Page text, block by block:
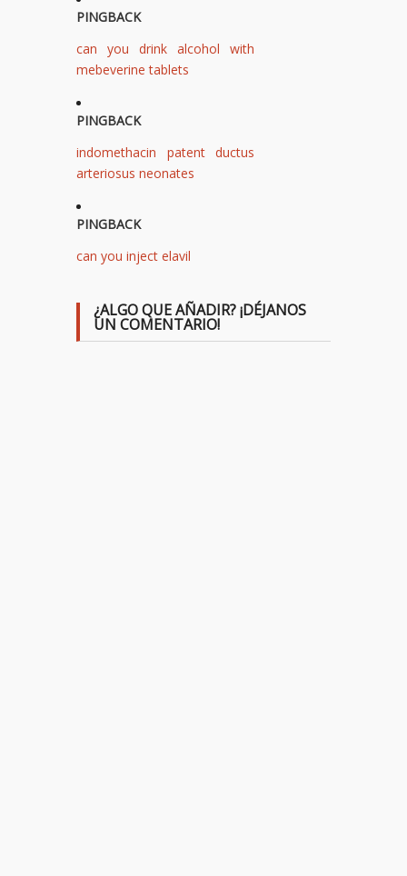
PINGBACK
can you drink alcohol with
mebeverine tablets
PINGBACK
indomethacin patent ductus
arteriosus neonates
PINGBACK
can you inject elavil
¿ALGO QUE AÑADIR? ¡DÉJANOS
UN COMENTARIO!